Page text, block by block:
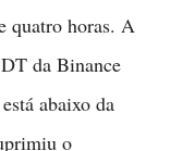
quatro horas. A
da Binance
abaixo da
o